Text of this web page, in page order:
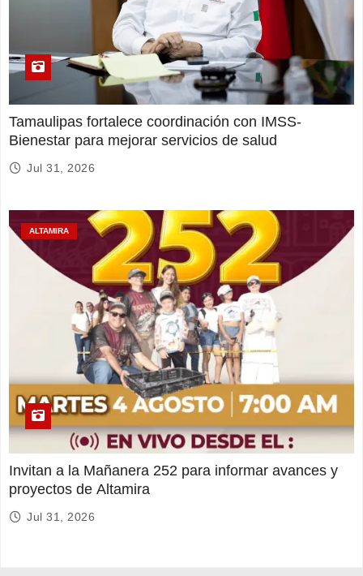
Tamaulipas fortalece coordinación con IMSS-
Bienestar para mejorar servicios de salud
Jul 31, 2026
ALTAMIRA
Invitan a la Mañanera 252 para informar avances y
proyectos de Altamira
Jul 31, 2026